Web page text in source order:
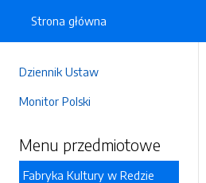
Dziennik Ustaw
Monitor Polski
Menu przedmiotowe
Fabryka Kultury w Redzie
Strona główna